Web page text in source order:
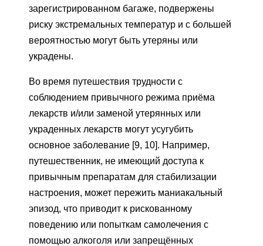
зарегистрированном багаже, подвержены
риску экстремальных температур и с большей
вероятностью могут быть утеряны или
украдены.
Во время путешествия трудности с
соблюдением привычного режима приёма
лекарств и/или заменой утерянных или
украденных лекарств могут усугубить
основное заболевание [9, 10]. Например,
путешественник, не имеющий доступа к
привычным препаратам для стабилизации
настроения, может пережить маниакальный
эпизод, что приводит к рискованному
поведению или попыткам самолечения с
помощью алкоголя или запрещённых